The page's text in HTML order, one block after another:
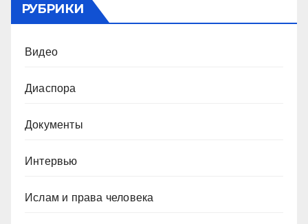
РУБРИКИ
Видео
Диаспора
Документы
Интервью
Ислам и права человека